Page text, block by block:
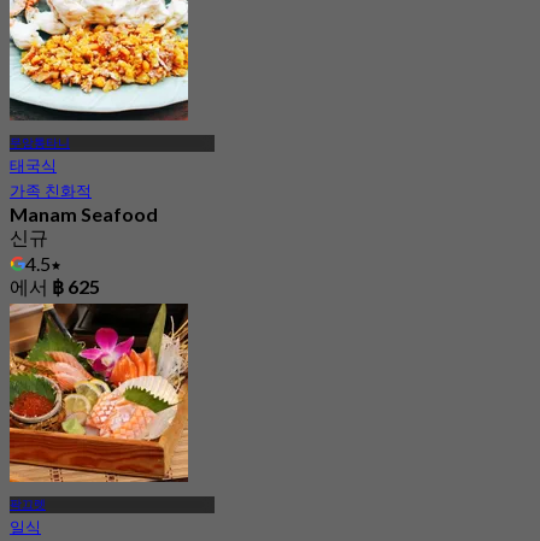
무앙통타니
태국식
가족 친화적
Manam Seafood
신규
4.5
에서 ฿ 625
팍끄렛
일식